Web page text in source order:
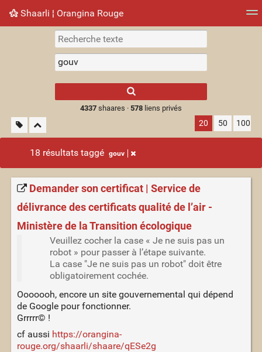
Shaarli ¦ Orangina Rouge
Nuage de tags Mur d'images
results.
4337shaares · 578liens privés
20 50 100
18 résultats taggé gouv
Demander son certificat | Service de
délivrance des certificats qualité de l’air -
Ministère de la Transition écologique
Veuillez cocher la case « Je ne suis pas un
robot » pour passer à l’étape suivante.
La case "Je ne suis pas un robot" doit être
obligatoirement cochée.
Ooooooh, encore un site gouvernemental qui dépend
de Google pour fonctionner.
Grrrrr© !
cf aussi https://orangina-
rouge.org/shaarli/shaare/qESe2g